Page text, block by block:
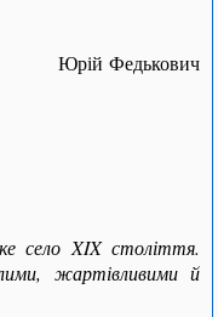
Юрій Федькович
село XIXстоліття.
жартівливими й